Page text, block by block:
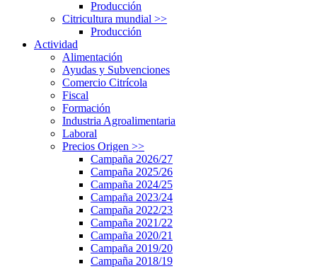
Producción
Citricultura mundial >>
Producción
Actividad
Alimentación
Ayudas y Subvenciones
Comercio Citrícola
Fiscal
Formación
Industria Agroalimentaria
Laboral
Precios Origen >>
Campaña 2026/27
Campaña 2025/26
Campaña 2024/25
Campaña 2023/24
Campaña 2022/23
Campaña 2021/22
Campaña 2020/21
Campaña 2019/20
Campaña 2018/19